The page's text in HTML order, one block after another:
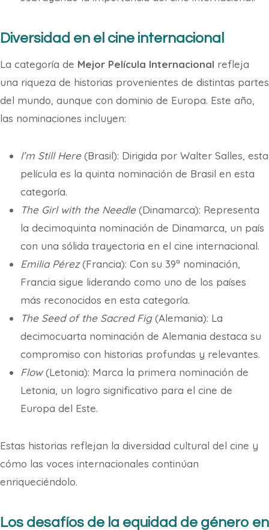
Diversidad en el cine internacional
La categoría de Mejor Película Internacional refleja
una riqueza de historias provenientes de distintas partes
del mundo, aunque con dominio de Europa. Este año,
las nominaciones incluyen:
I’m Still Here(Brasil): Dirigida por Walter Salles, esta
película es la quinta nominación de Brasil en esta
categoría.
The Girl with the Needle(Dinamarca): Representa
la decimoquinta nominación de Dinamarca, un país
con una sólida trayectoria en el cine internacional.
Emilia Pérez(Francia): Con su 39ª nominación,
Francia sigue liderando como uno de los países
más reconocidos en esta categoría.
The Seed of the Sacred Fig(Alemania): La
decimocuarta nominación de Alemania destaca su
compromiso con historias profundas y relevantes.
Flow(Letonia): Marca la primera nominación de
Letonia, un logro significativo para el cine de
Europa del Este.
Estas historias reflejan la diversidad cultural del cine y
cómo las voces internacionales continúan
enriqueciéndolo.
Los desafíos de la equidad de género en